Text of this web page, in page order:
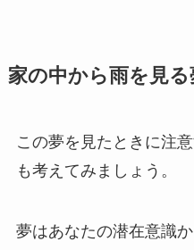
家の中から雨を見
この夢を見たときに注
も考えてみましょう。
夢はあなたの潜在意識